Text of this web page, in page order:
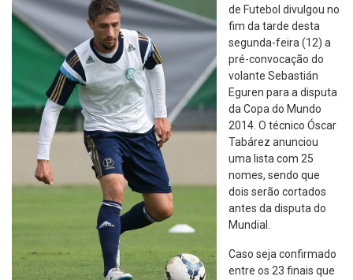
de Futebol divulgou no
fim da tarde desta
segunda-feira (12) a
pré-convocação do
volante Sebastián
Eguren para a disputa
da Copa do Mundo
2014. O técnico Óscar
Tabárez anunciou
uma lista com 25
nomes, sendo que
dois serão cortados
antes da disputa do
Mundial.
Caso seja confirmado
entre os 23 finais que